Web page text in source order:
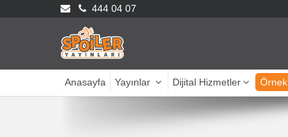
444 04 07
Anasayfa Yayınlar Dijital Hizmetler